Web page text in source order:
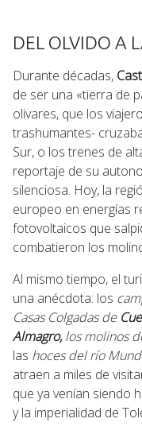
DEL OLVIDO A
Durante décadas,
de ser una «tierra de
olivares, que los
trashumantes-
Sur, o los trenes de
reportaje de su
silenciosa. Hoy, la
europeo en energías
fotovoltaicos que
combatieron los
Al mismo tiempo, el
una anécdota: los
Casas Colgadas de
Almagro,los molinos
las hoces del río
atraen a miles de
que ya venían siendo
y la imperialidad de